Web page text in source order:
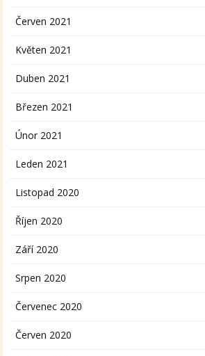
Červen 2021
Květen 2021
Duben 2021
Březen 2021
Únor 2021
Leden 2021
Listopad 2020
Říjen 2020
Září 2020
Srpen 2020
Červenec 2020
Červen 2020